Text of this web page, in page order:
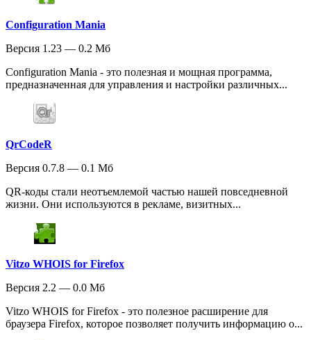
Configuration Mania
Версия 1.23 — 0.2 Мб
Configuration Mania - это полезная и мощная программа,
предназначенная для управления и настройки различных...
QrCodeR
Версия 0.7.8 — 0.1 Мб
QR-коды стали неотъемлемой частью нашей повседневной
жизни. Они используются в рекламе, визитных...
Vitzo WHOIS for Firefox
Версия 2.2 — 0.0 Мб
Vitzo WHOIS for Firefox - это полезное расширение для
браузера Firefox, которое позволяет получить информацию о...